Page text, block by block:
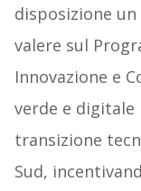
disposizione
valere sul
Innovazione e
verde e digitale
transizione
Sud,